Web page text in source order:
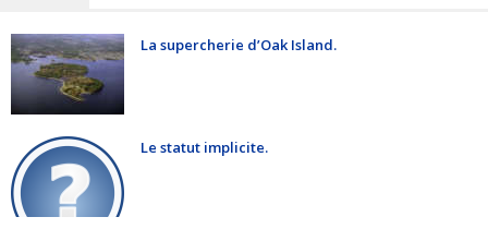
La supercherie d’Oak Island.
Le statut implicite.